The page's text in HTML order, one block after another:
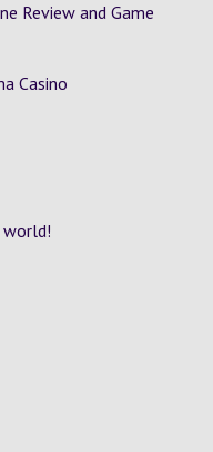
Review and Game
Casino